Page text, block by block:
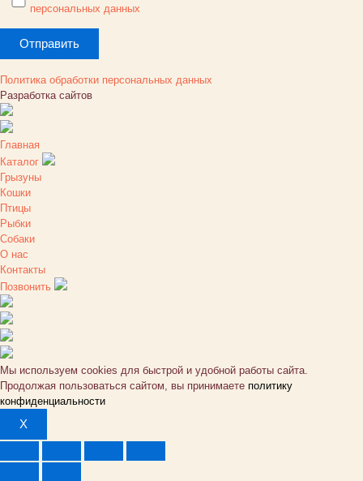
персональных данных
Политика обработки персональных данных
Разработка сайтов
Главная
Каталог
Грызуны
Кошки
Птицы
Рыбки
Собаки
О нас
Контакты
Позвонить
Мы используем cookies для быстрой и удобной работы сайта.
Продолжая пользоваться сайтом, вы принимаете политику
конфиденциальности
X